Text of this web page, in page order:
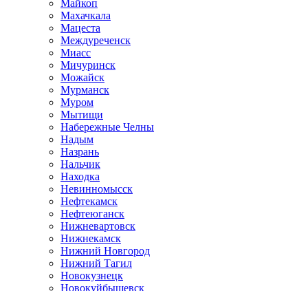
Майкоп
Махачкала
Мацеста
Междуреченск
Миасс
Мичуринск
Можайск
Мурманск
Муром
Мытищи
Набережные Челны
Надым
Назрань
Нальчик
Находка
Невинномысск
Нефтекамск
Нефтеюганск
Нижневартовск
Нижнекамск
Нижний Новгород
Нижний Тагил
Новокузнецк
Новокуйбышевск